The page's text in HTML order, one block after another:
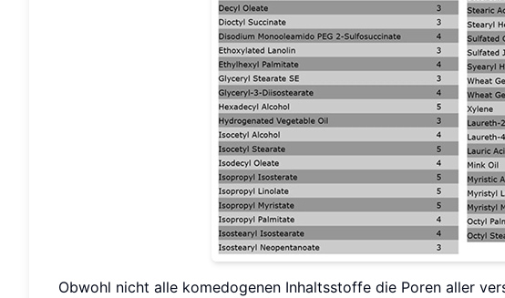
Obwohl nicht alle komedogenen Inhaltsstoffe die Poren aller